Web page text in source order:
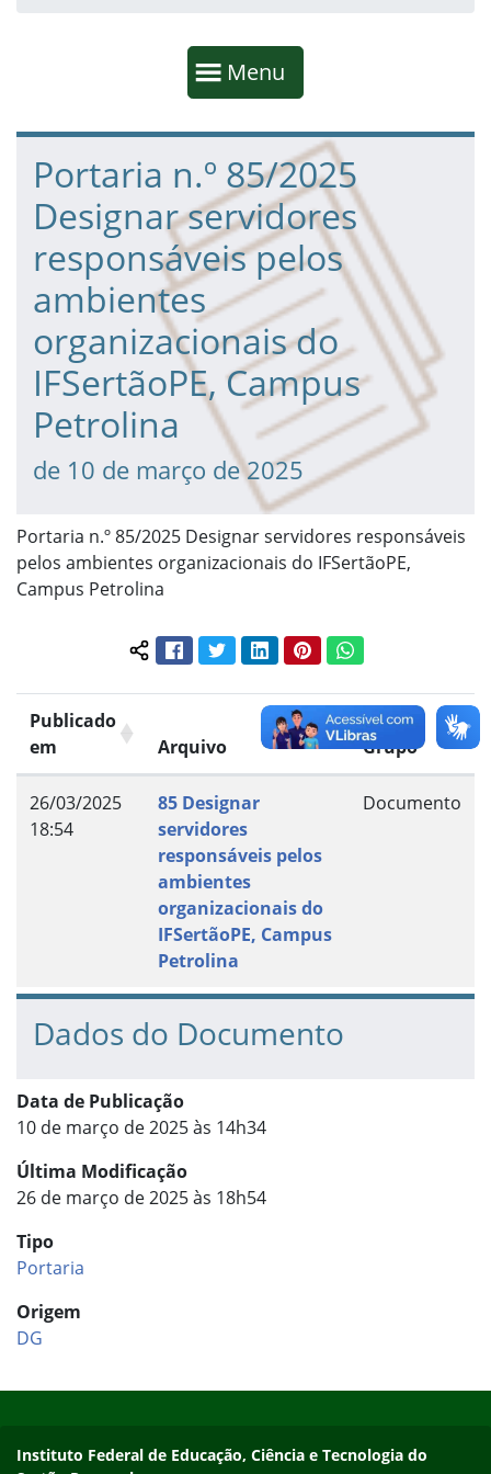
Mostrar
Menu
Fim da navegação
Início do conteúdo
Portaria n.º 85/2025
Designar servidores
responsáveis pelos
ambientes
organizacionais do
IFSertãoPE, Campus
Petrolina
de 10 de março de 2025
Portaria n.º 85/2025 Designar servidores responsáveis
pelos ambientes organizacionais do IFSertãoPE,
Campus Petrolina
Compartilhar conteúdo:
FacebookTwitterLinkedInPinterestWhatsApp
Publicado
em
Arquivo Grupo
26/03/2025
18:54
85 Designar
servidores
responsáveis pelos
ambientes
organizacionais do
IFSertãoPE, Campus
Petrolina
Documento
Dados do Documento
Data de Publicação
10 de março de 2025 às 14h34
Última Modificação
26 de março de 2025 às 18h54
Tipo
Portaria
Origem
DG
Endereço
Instituto Federal de Educação, Ciência e Tecnologia do